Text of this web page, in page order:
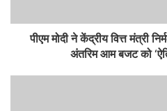
पीएम मोदी ने केंद्रीय वित्त मंत्री
अंतरिम आम बजट को